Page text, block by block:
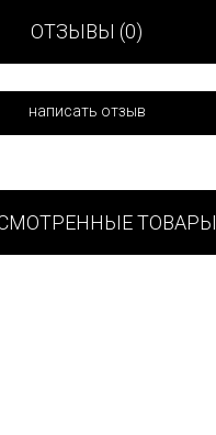
ОТЗЫВЫ (0)
написать отзыв
ТОВАРЫ